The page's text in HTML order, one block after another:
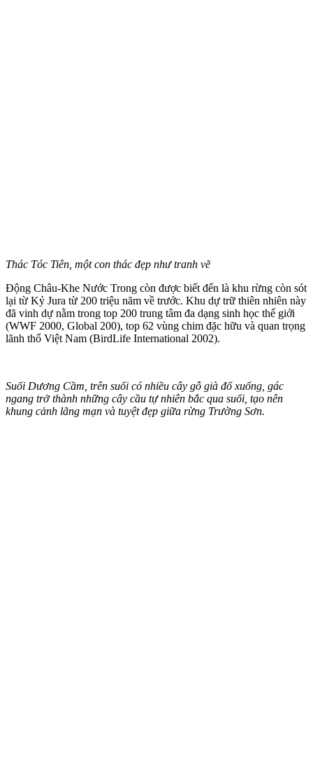
Thác Tóc Tiên, một con thác đẹp như tranh vẽ
Động Châu-Khe Nước Trong còn được biết đến là khu rừng còn sót
lại từ Kỷ Jura từ 200 triệu năm về trước. Khu dự trữ thiên nhiên này
đã vinh dự nằm trong top 200 trung tâm đa dạng sinh học thế giới
(WWF 2000, Global 200), top 62 vùng chim đặc hữu và quan trọng
lãnh thổ Việt Nam (BirdLife International 2002).
Suối Dương Cầm, trên suối có nhiều cây gỗ già đổ xuống, gác
ngang trở thành những cây cầu tự nhiên bắc qua suối, tạo nên
khung cảnh lãng mạn và tuyệt đẹp giữa rừng Trường Sơn.